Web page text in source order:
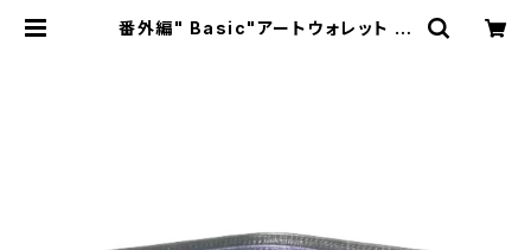
番外編" Basic"アートウォレット イ